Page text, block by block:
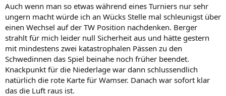
Auch wenn man so etwas während eines Turniers nur sehr
ungern macht würde ich an Wücks Stelle mal schleunigst über
einen Wechsel auf der TW Position nachdenken. Berger
strahlt für mich leider null Sicherheit aus und hätte gestern
mit mindestens zwei katastrophalen Pässen zu den
Schwedinnen das Spiel beinahe noch früher beendet.
Knackpunkt für die Niederlage war dann schlussendlich
natürlich die rote Karte für Wamser. Danach war sofort klar
das die Luft raus ist.